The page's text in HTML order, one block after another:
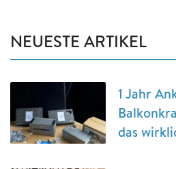
NEUESTE ARTIKEL
1 Jahr
das